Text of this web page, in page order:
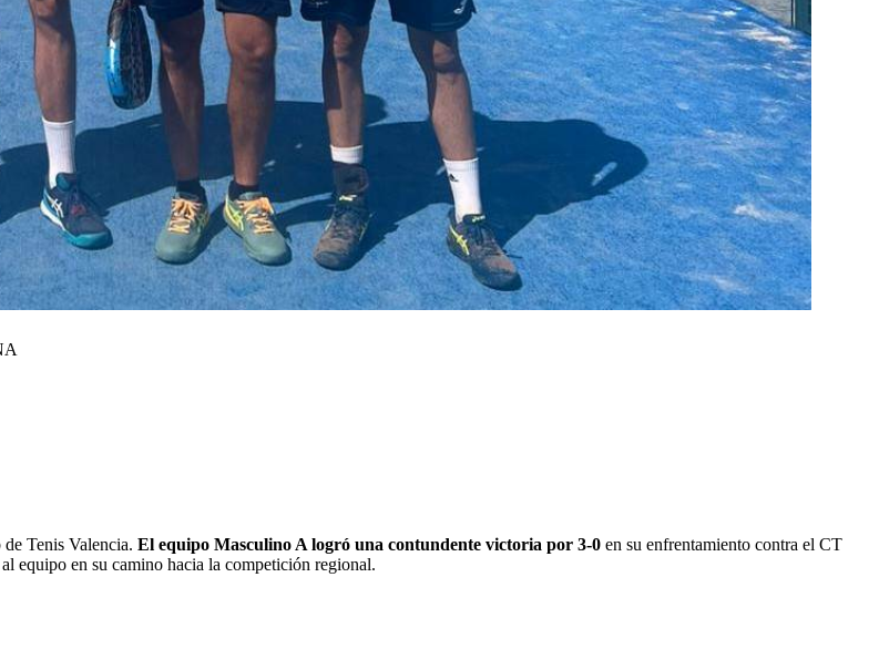
Tenis Valencia. El equipo Masculino A logró una contundente victoria por 3-0 en su enfrentamiento contra el CT
equipo en su camino hacia la competición regional.